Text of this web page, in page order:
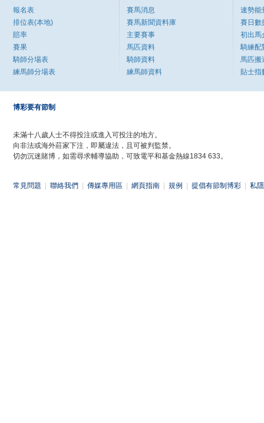
報名表
排位表(本地)
賠率
賽果
騎師分場表
練馬師分場表
賽馬消息
賽馬新聞資料庫
主要賽事
馬匹資料
騎師資料
練馬師資料
速勢能
賽日數
初出馬
騎練配
馬匹搬
貼士指
博彩要有節制
未滿十八歲人士不得投注或進入可投注的地方。
向非法或海外莊家下注，即屬違法，且可被判監禁。
切勿沉迷賭博，如需尋求輔導協助，可致電平和基金熱線1834 633。
常見問題 聯絡我們 傳媒專用區 網頁指南 規例 提倡有節制博彩 私